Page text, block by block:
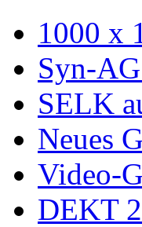
1000 x
Syn-
SELK
Neues
Video-
DEKT